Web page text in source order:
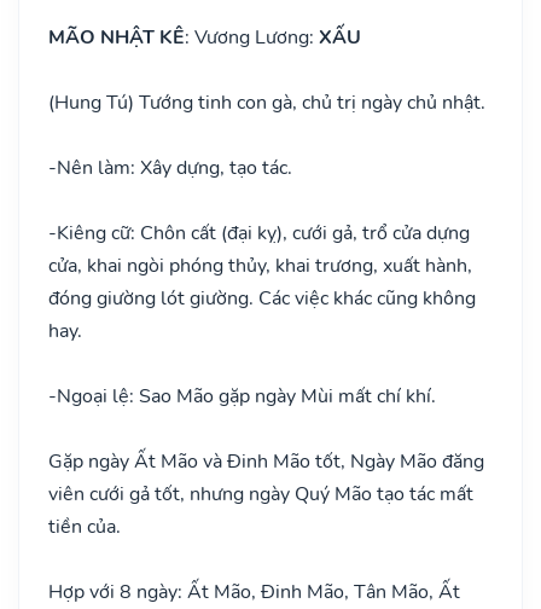
MÃO NHẬT KÊ: Vương Lương: XẤU
(Hung Tú) Tướng tinh con gà, chủ trị ngày chủ nhật.
-Nên làm: Xây dựng, tạo tác.
-Kiêng cữ: Chôn cất (đại kỵ), cưới gả, trổ cửa dựng
cửa, khai ngòi phóng thủy, khai trương, xuất hành,
đóng giường lót giường. Các việc khác cũng không
hay.
-Ngoại lệ: Sao Mão gặp ngày Mùi mất chí khí.
Gặp ngày Ất Mão và Đinh Mão tốt, Ngày Mão đăng
viên cưới gả tốt, nhưng ngày Quý Mão tạo tác mất
tiền của.
Hợp với 8 ngày: Ất Mão, Đinh Mão, Tân Mão, Ất